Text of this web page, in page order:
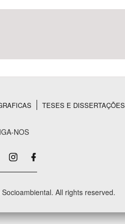
TESES E DISSERTAÇÕES
NOS
All rights reserved.